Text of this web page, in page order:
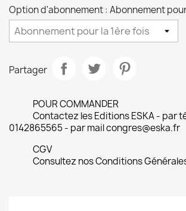
Option d'abonnement : Abonnement
Partager
POUR COMMANDER
Contactez les Editions ESKA - par
0142865565 - par mail congres@eska.fr
CGV
Consultez nos Conditions